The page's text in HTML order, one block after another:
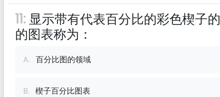
11:显示带有代表百分比的彩色楔子
的图表称为：
A. 百分比图的领域
B. 楔子百分比图表